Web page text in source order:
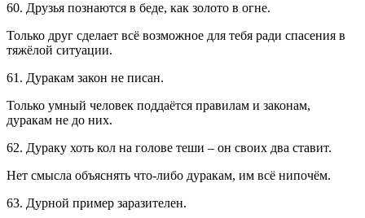
60. Друзья познаются в беде, как золото в огне.
Только друг сделает всё возможное для тебя ради спасения в
тяжёлой ситуации.
61. Дуракам закон не писан.
Только умный человек поддаётся правилам и законам,
дуракам не до них.
62. Дураку хоть кол на голове теши – он своих два ставит.
Нет смысла объяснять что-либо дуракам, им всё нипочём.
63. Дурной пример заразителен.